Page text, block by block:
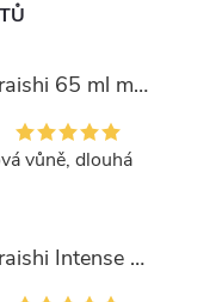
El Nabil - Musc El Quraishi 65 ml mošusová parfémová voda - pro ženy
vůně, dlouhá
El Nabil - Musc El Quraishi Intense 15 ml parfémová voda - pro ženy - 50% esencí